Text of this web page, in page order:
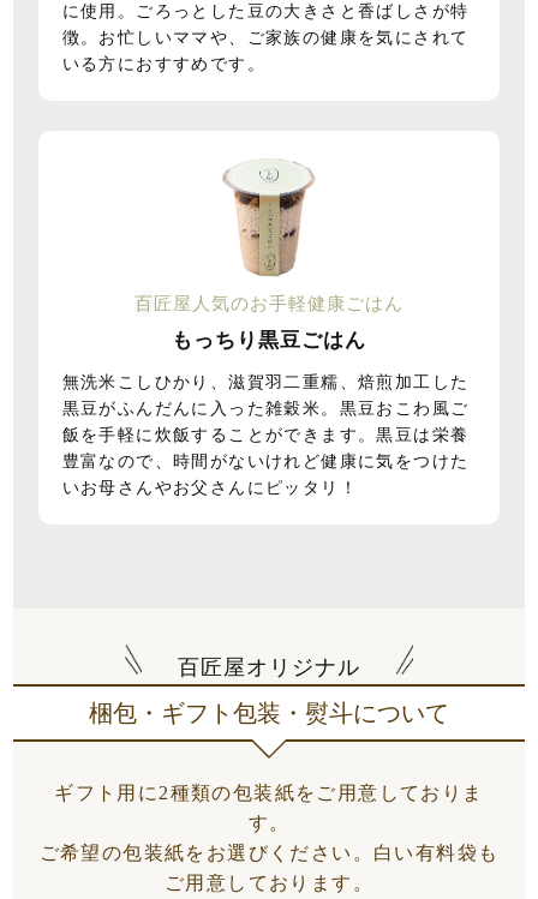
に使用。ごろっとした豆の大きさと香ばしさが特
徴。お忙しいママや、ご家族の健康を気にされて
いる方におすすめです。
百匠屋人気のお手軽健康ごはん
もっちり黒豆ごはん
無洗米こしひかり、滋賀羽二重糯、焙煎加工した
黒豆がふんだんに入った雑穀米。黒豆おこわ風ご
飯を手軽に炊飯することができます。黒豆は栄養
豊富なので、時間がないけれど健康に気をつけた
いお母さんやお父さんにピッタリ！
百匠屋オリジナル
梱包・ギフト包装・熨斗について
ギフト用に2種類の包装紙をご用意しておりま
す。
ご希望の包装紙をお選びください。白い有料袋も
ご用意しております。